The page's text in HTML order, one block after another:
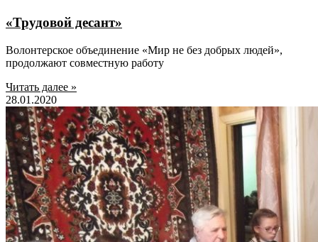
«Трудовой десант»
Волонтерское объединение «Мир не без добрых людей»,
продолжают совместную работу
Читать далее »
28.01.2020